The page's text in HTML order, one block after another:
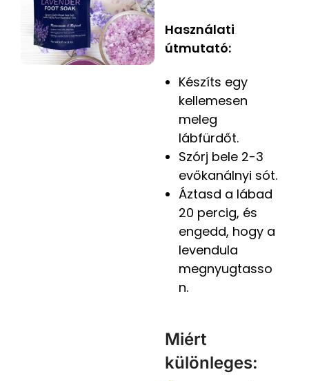
Használati
útmutató:
Készíts egy
kellemesen
meleg
lábfürdőt.
Szórj bele 2-3
evőkanálnyi sót.
Áztasd a lábad
20 percig, és
engedd, hogy a
levendula
megnyugtasso
n.
Miért
különleges: